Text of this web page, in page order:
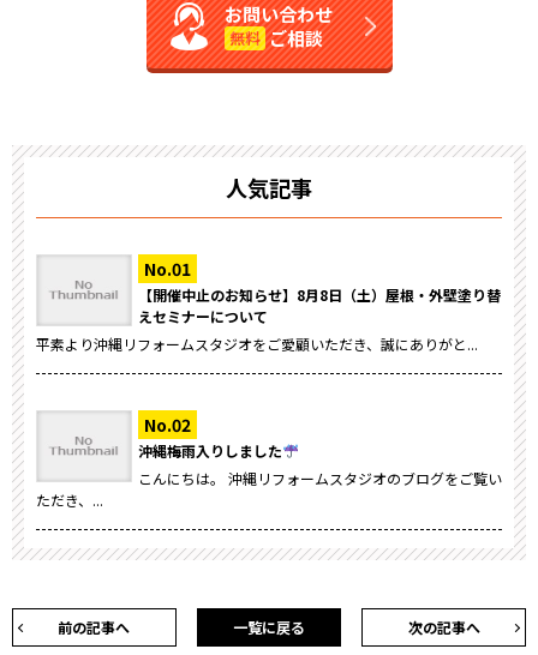
お問い合わせ
無料 ご相談
人気記事
【開催中止のお知らせ】8月8日（土）屋根・外壁塗り替
えセミナーについて
平素より沖縄リフォームスタジオをご愛顧いただき、誠にありがと...
沖縄梅雨入りしました
こんにちは。 沖縄リフォームスタジオのブログをご覧い
ただき、...
前の記事へ 次の記事へ
一覧に戻る